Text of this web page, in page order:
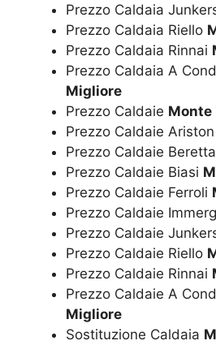
Prezzo Caldaia
Prezzo Caldaia Riello
Prezzo Caldaia Rinnai
Prezzo Caldaia A
Migliore
Prezzo Caldaie Monte
Prezzo Caldaie Ariston
Prezzo Caldaie Beretta
Prezzo Caldaie Biasi
Prezzo Caldaie Ferroli
Prezzo Caldaie
Prezzo Caldaie
Prezzo Caldaie Riello
Prezzo Caldaie Rinnai
Prezzo Caldaie A
Migliore
Sostituzione Caldaia